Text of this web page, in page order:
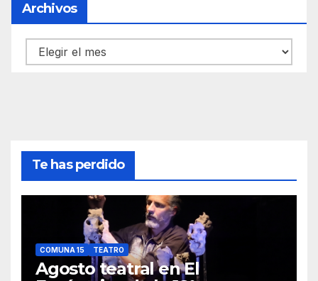
Archivos
Archivos
Te has perdido
COMUNA 15 TEATRO
Agosto teatral en El